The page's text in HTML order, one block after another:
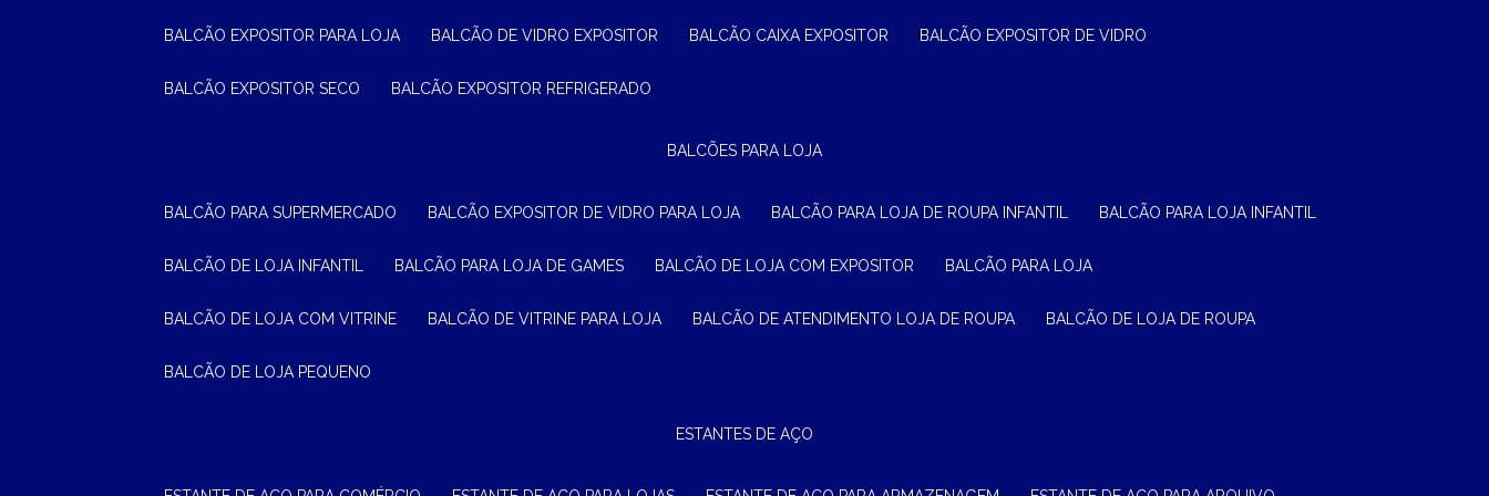
BALCÃO EXPOSITOR PARA LOJA BALCÃO DE VIDRO EXPOSITOR BALCÃO CAIXA EXPOSITOR BALCÃO EXPOSITOR DE VIDRO
BALCÃO EXPOSITOR SECO BALCÃO EXPOSITOR REFRIGERADO
BALCÕES PARA LOJA
BALCÃO PARA SUPERMERCADO BALCÃO EXPOSITOR DE VIDRO PARA LOJA BALCÃO PARA LOJA DE ROUPA INFANTIL BALCÃO PARA LOJA INFANTIL
BALCÃO DE LOJA INFANTIL BALCÃO PARA LOJA DE GAMES BALCÃO DE LOJA COM EXPOSITOR BALCÃO PARA LOJA
BALCÃO DE LOJA COM VITRINE BALCÃO DE VITRINE PARA LOJA BALCÃO DE ATENDIMENTO LOJA DE ROUPA BALCÃO DE LOJA DE ROUPA
BALCÃO DE LOJA PEQUENO
ESTANTES DE AÇO